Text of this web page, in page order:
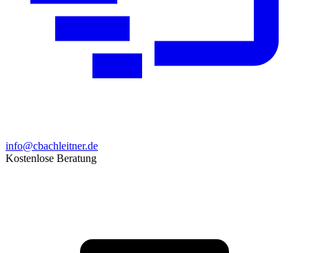
info@cbachleitner.de
Kostenlose Beratung